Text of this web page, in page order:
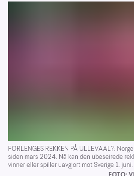
FORLENGES REKKEN PÅ ULLEVAAL?:
siden mars 2024. Nå kan den ubeseirede
vinner eller spiller uavgjort mot Sverige 1. juni.